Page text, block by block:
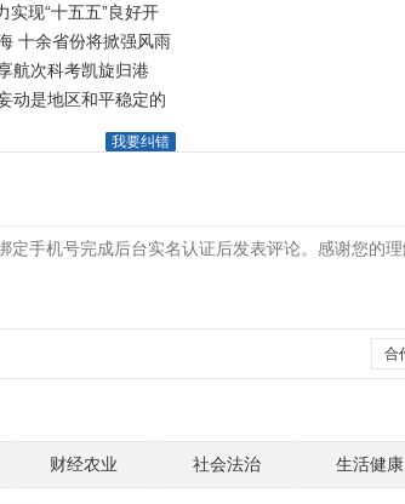
实现“十五五”良好开
十余省份将掀强风雨
航次科考凯旋归港
动是地区和平稳定的
我要纠错
财经农业 社会法治 生活健康